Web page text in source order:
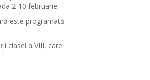
2-10 februarie.
este programată
clasei a VIII, care